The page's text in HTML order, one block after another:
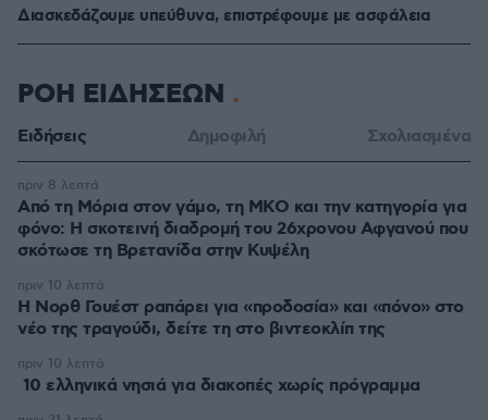
Διασκεδάζουμε υπεύθυνα, επιστρέφουμε με ασφάλεια
ΡΟΗ ΕΙΔΗΣΕΩΝ
Ειδήσεις Δημοφιλή Σχολιασμένα
Από τη Μόρια στον γάμο, τη ΜΚΟ και την κατηγορία για
φόνο: Η σκοτεινή διαδρομή του 26χρονου Αφγανού που
σκότωσε τη Βρετανίδα στην Κυψέλη
πριν 8 λεπτά
Η Νορθ Γουέστ ραπάρει για «προδοσία» και «πόνο» στο
νέο της τραγούδι, δείτε τη στο βιντεοκλίπ της
πριν 10 λεπτά
10 ελληνικά νησιά για διακοπές χωρίς πρόγραμμα
πριν 10 λεπτά